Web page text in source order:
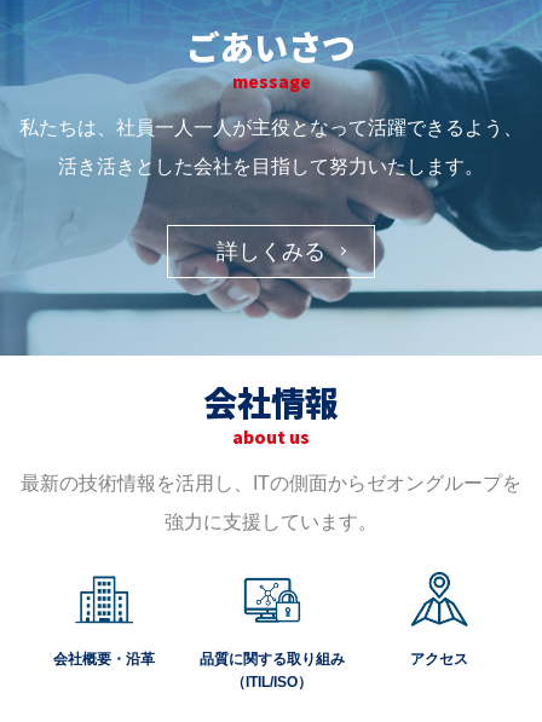
ごあいさつ
message
私たちは、社員一人一人が主役となって活躍できるよう、
活き活きとした会社を目指して努力いたします。
詳しくみる
会社情報
about us
最新の技術情報を活用し、ITの側面からゼオングループを
強力に支援しています。
会社概要・沿革
品質に関する取り組み
（ITIL/ISO）
アクセス